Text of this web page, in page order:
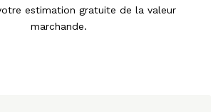
estimation gratuite de la valeur
marchande.